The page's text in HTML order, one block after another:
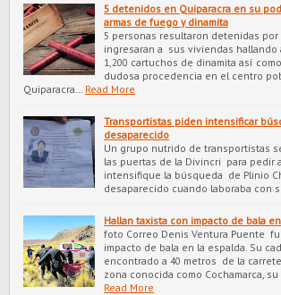
5 detenidos en Quiparacra en su
armas de fuego y dinamita
5 personas resultaron detenidas
ingresaran a sus viviendas hallando
1,200 cartuchos de dinamita así
dudosa procedencia en el centro
Quiparacra…
Read More
Transportistas piden intensificar
desaparecido
Un grupo nutrido de transportistas
las puertas de la Divincri para pedir
intensifique la búsqueda de Plinio
desaparecido cuando laboraba con
Hallan taxista con impacto de bala
foto Correo Denis Ventura Puente
impacto de bala en la espalda. Su
encontrado a 40 metros de la
zona conocida como Cochamarca,
Read More